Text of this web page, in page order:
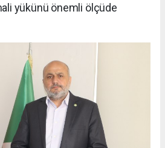
yükünü önemli ölçüde